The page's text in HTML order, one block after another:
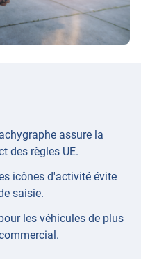
assure la
des règles UE.
icônes d'activité évite
saisie.
les véhicules de plus